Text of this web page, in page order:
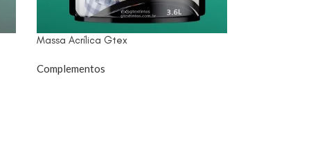
Massa Acrílica Gtex
Complementos